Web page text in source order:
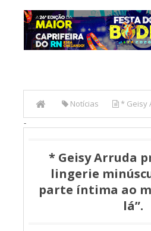
Notícias * Geisy
lingerie minúscula e divide parte
-
* Geisy Arruda
lingerie
parte íntima ao
lá”.